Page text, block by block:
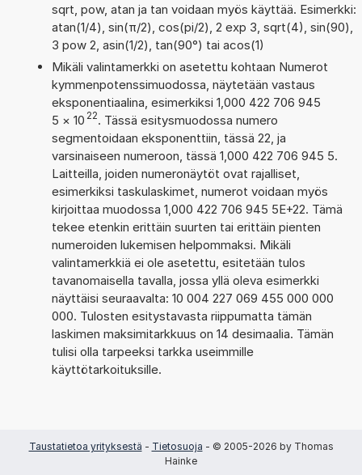
sqrt, pow, atan ja tan voidaan myös käyttää. Esimerkki:
atan(1/4), sin(π/2), cos(pi/2), 2 exp 3, sqrt(4), sin(90),
3 pow 2, asin(1/2), tan(90°) tai acos(1)
Mikäli valintamerkki on asetettu kohtaan Numerot
kymmenpotenssimuodossa, näytetään vastaus
eksponentiaalina, esimerkiksi 1,000 422 706 945
5 × 10 22. Tässä esitysmuodossa numero
segmentoidaan eksponenttiin, tässä 22, ja
varsinaiseen numeroon, tässä 1,000 422 706 945 5.
Laitteilla, joiden numeronäytöt ovat rajalliset,
esimerkiksi taskulaskimet, numerot voidaan myös
kirjoittaa muodossa 1,000 422 706 945 5E+22. Tämä
tekee etenkin erittäin suurten tai erittäin pienten
numeroiden lukemisen helpommaksi. Mikäli
valintamerkkiä ei ole asetettu, esitetään tulos
tavanomaisella tavalla, jossa yllä oleva esimerkki
näyttäisi seuraavalta: 10 004 227 069 455 000 000
000. Tulosten esitystavasta riippumatta tämän
laskimen maksimitarkkuus on 14 desimaalia. Tämän
tulisi olla tarpeeksi tarkka useimmille
käyttötarkoituksille.
Taustatietoa yrityksestä - Tietosuoja - © 2005-2026 by Thomas
Hainke